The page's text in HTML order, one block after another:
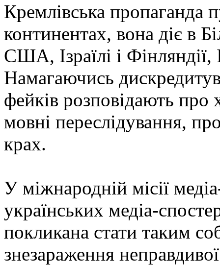
Кремлівська пропаганда
континентах, вона діє в
США, Ізраїлі і Фінляндії,
Намагаючись
фейків розповідають про
мовні переслідування,
крах.
У міжнародній місії
українських медіа-
покликана стати таким
знезараження